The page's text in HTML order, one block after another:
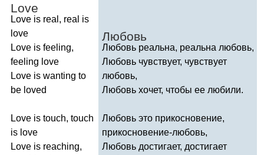
Love
Love is real , real is
love
Love is feeling,
feeling love
Love is wanting to
be loved
Love is touch, touch
is love
Love is reaching,
Любовь
Любовь реальна, реальна любовь,
Любовь чувствует, чувствует
любовь,
Любовь хочет, чтобы ее любили.
Любовь это прикосновение,
прикосновение-любовь,
Любовь достигает, достигает